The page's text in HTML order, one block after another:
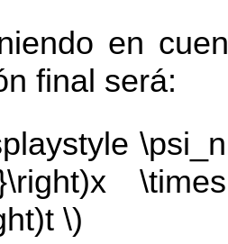
en
final será:
\)